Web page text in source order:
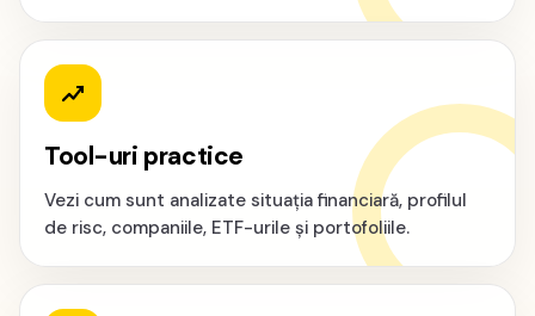
Tool-uri practice
Vezi cum sunt analizate situația financiară, profilul
de risc, companiile, ETF-urile și portofoliile.